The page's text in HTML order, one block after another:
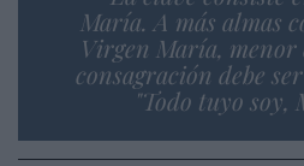
María. A más almas
Virgen María, menor
consagración debe
"Todo tuyo soy,